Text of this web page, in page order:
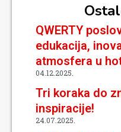
QWERTY
edukacija,
atmosfera u
04.12.2025.
Tri koraka do
inspiracije!
24.07.2025.